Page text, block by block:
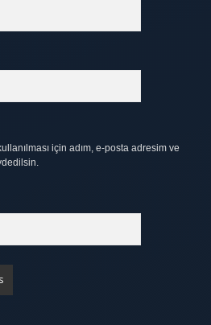
için adım, e-posta adresim ve